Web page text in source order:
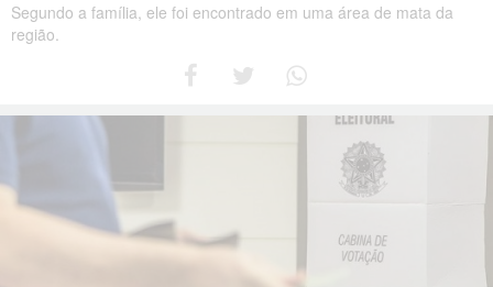
Segundo a família, ele foi encontrado em uma área de mata da
região.